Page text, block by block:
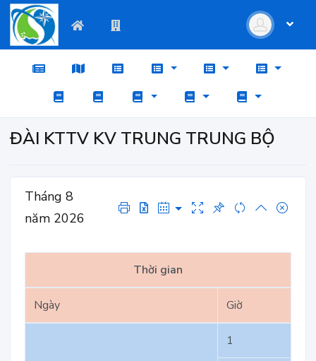
ĐÀI KTTV KV TRUNG TRUNG BỘ
Tháng 8
năm 2026
Thời gian
Ngày Giờ
1